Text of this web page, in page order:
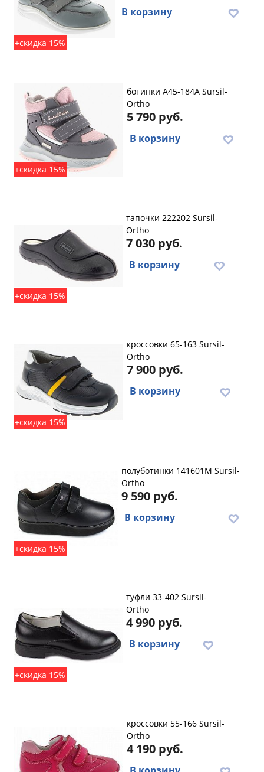
+скидка 15%
В корзину
+скидка 15%
ботинки A45-184A Sursil-
Ortho
5 790 руб.
В корзину
+скидка 15%
тапочки 222202 Sursil-
Ortho
7 030 руб.
В корзину
+скидка 15%
кроссовки 65-163 Sursil-
Ortho
7 900 руб.
В корзину
+скидка 15%
полуботинки 141601M Sursil-
Ortho
9 590 руб.
В корзину
+скидка 15%
туфли 33-402 Sursil-
Ortho
4 990 руб.
В корзину
кроссовки 55-166 Sursil-
Ortho
4 190 руб.